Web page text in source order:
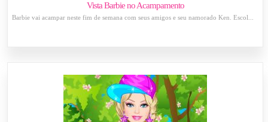
Vista Barbie no Acampamento
Barbie vai acampar neste fim de semana com seus amigos e seu namorado Ken. Escol...